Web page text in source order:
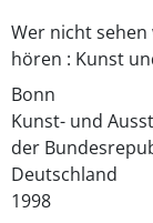
Wer nicht sehen
hören : Kunst
Bonn
Kunst- und
der
Deutschland
1998